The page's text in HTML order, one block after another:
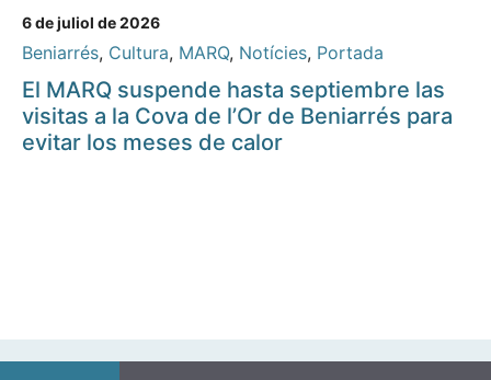
6 de juliol de 2026
Beniarrés, Cultura, MARQ, Notícies, Portada
El MARQ suspende hasta septiembre las
visitas a la Cova de l’Or de Beniarrés para
evitar los meses de calor